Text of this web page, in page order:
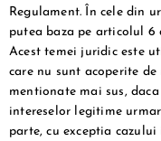
Regulament. În cele din
putea baza pe articolul
Acest temei juridic este
care nu sunt acoperite
mentionate mai sus,
intereselor legitime
parte, cu exceptia